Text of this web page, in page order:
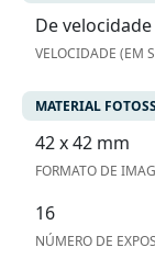
De
VELOCIDADE (EM
MATERIAL
42 x 42 mm
FORMATO DE
16
NÚMERO DE